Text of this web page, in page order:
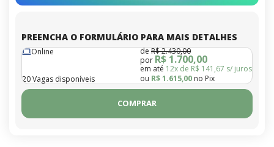
PREENCHA O FORMULÁRIO PARA MAIS DETALHES
Online
20 Vagas disponíveis
deR$ 2.430,00
por R$ 1.700,00
em até 12x de R$ 141,67 s/ juros
ou R$ 1.615,00 no Pix
COMPRAR